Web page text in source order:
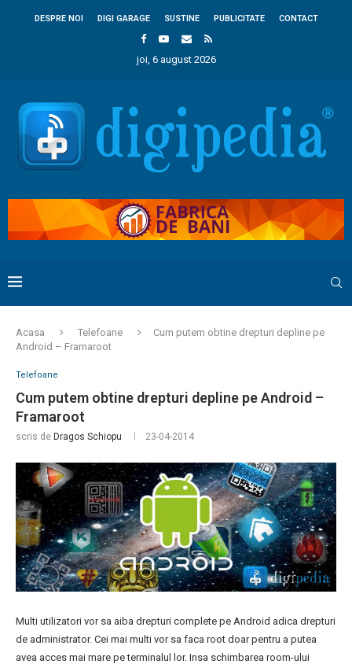
DESPRE NOI DIGI GARAGE SUSTINE PUBLICITATE CONTACT
joi, 6 august 2026
Acasa Telefoane
Cum putem obtine drepturi depline pe
Android – Framaroot
Telefoane
Cum putem obtine drepturi depline pe Android –
Framaroot
scris de Dragos Schiopu 23-04-2014
Multi utilizatori vor sa aiba drepturi complete pe Android adica drepturi
de administrator. Cei mai multi vor sa faca root doar pentru a putea
avea acces mai mare pe terminalul lor. Insa schimbarea room-ului